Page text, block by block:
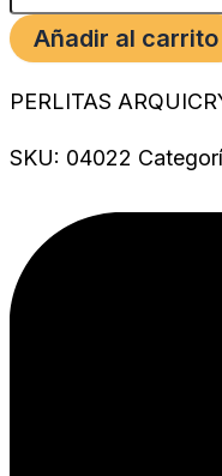
Añadir al carrito
PERLITAS
SKU: 04022